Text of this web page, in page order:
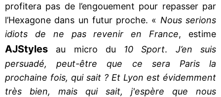
profitera pas de l’engouement pour repasser par
l’Hexagone dans un futur proche. « Nous serions
idiots de ne pas revenir en France, estime
AJStyles au micro du 10 Sport. J’en suis
persuadé, peut-être que ce sera Paris la
prochaine fois, qui sait ? Et Lyon est évidemment
très bien, mais qui sait, j'espère que nous